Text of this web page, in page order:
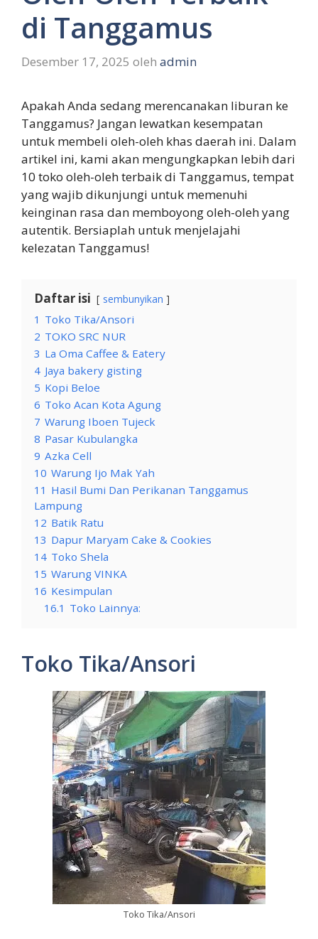
di Tanggamus
Desember 17, 2025 oleh admin
Apakah Anda sedang merencanakan liburan ke
Tanggamus? Jangan lewatkan kesempatan
untuk membeli oleh-oleh khas daerah ini. Dalam
artikel ini, kami akan mengungkapkan lebih dari
10 toko oleh-oleh terbaik di Tanggamus, tempat
yang wajib dikunjungi untuk memenuhi
keinginan rasa dan memboyong oleh-oleh yang
autentik. Bersiaplah untuk menjelajahi
kelezatan Tanggamus!
Daftar isi sembunyikan
1 Toko Tika/Ansori
2 TOKO SRC NUR
3 La Oma Caffee & Eatery
4 Jaya bakery gisting
5 Kopi Beloe
6 Toko Acan Kota Agung
7 Warung Iboen Tujeck
8 Pasar Kubulangka
9 Azka Cell
10 Warung Ijo Mak Yah
11 Hasil Bumi Dan Perikanan Tanggamus
Lampung
12 Batik Ratu
13 Dapur Maryam Cake & Cookies
14 Toko Shela
15 Warung VINKA
16 Kesimpulan
16.1 Toko Lainnya:
Toko Tika/Ansori
Toko Tika/Ansori